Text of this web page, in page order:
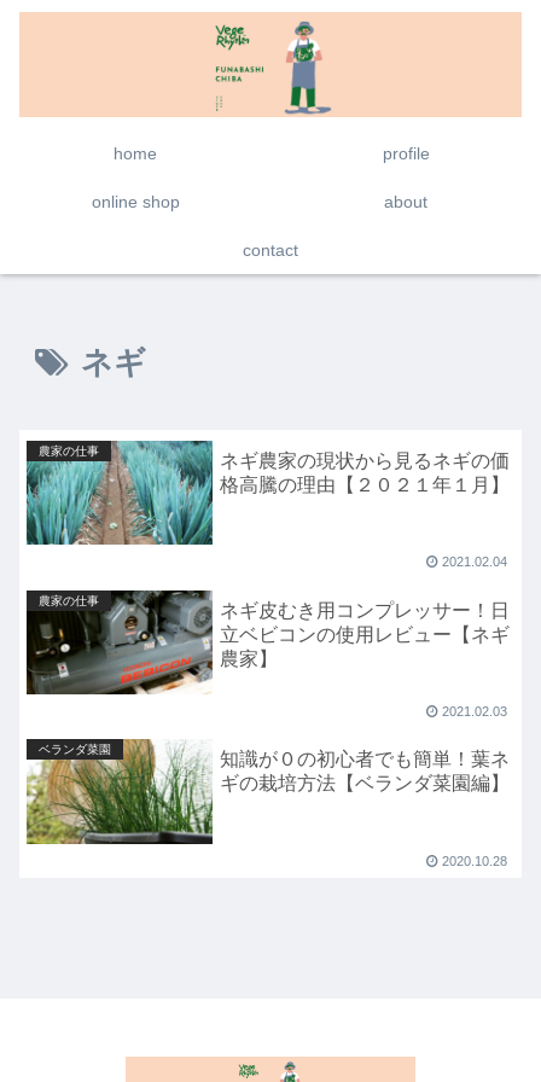
home profile
online shop about
contact
ネギ
農家の仕事
ネギ農家の現状から見るネギの価
格高騰の理由【２０２１年１月】
2021.02.04
農家の仕事
ネギ皮むき用コンプレッサー！日
立ベビコンの使用レビュー【ネギ
農家】
2021.02.03
ベランダ菜園
知識が０の初心者でも簡単！葉ネ
ギの栽培方法【ベランダ菜園編】
2020.10.28